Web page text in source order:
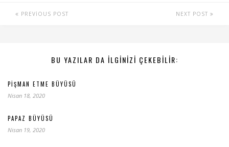
PREVIOUS POST NEXT POST
BU YAZILAR DA ILGINIZI ÇEKEBILIR:
PIŞMAN ETME BÜYÜSÜ
Nisan 18, 2020
PAPAZ BÜYÜSÜ
Nisan 19, 2020